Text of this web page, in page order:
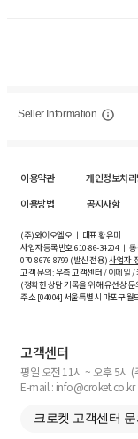
Seller Information
이용약관 개인정보처
이용방법
공지사항
(주)와이오엘오 ㅣ 대표 황유미
사업자등록번호610-86-34204ㅣ 통
070-8676-8799 (발신 전용)사업자
고객 문의: 우측 고객센터 / 이메일
(정확한 상담 기록을 위해 유선상
주소 [04004] 서울특별시 마포구 월
고객센터
평일 오전 11시 ~ 오후 5시 (
E-mail : info@croket.co.kr
크로켓 고객센터 문